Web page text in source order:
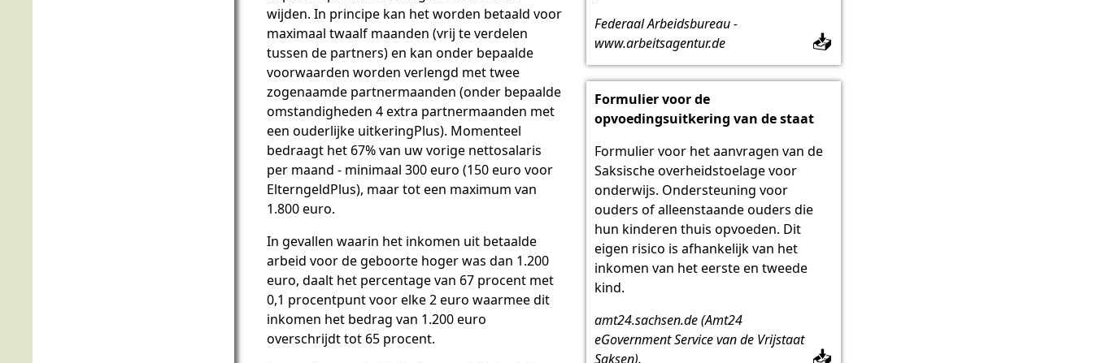
wijden. In principe kan het worden betaald voor
maximaal twaalf maanden (vrij te verdelen
tussen de partners) en kan onder bepaalde
voorwaarden worden verlengd met twee
zogenaamde partnermaanden (onder bepaalde
omstandigheden 4 extra partnermaanden met
een ouderlijke uitkeringPlus). Momenteel
bedraagt het 67% van uw vorige nettosalaris
per maand - minimaal 300 euro (150 euro voor
ElterngeldPlus), maar tot een maximum van
1.800 euro.
In gevallen waarin het inkomen uit betaalde
arbeid voor de geboorte hoger was dan 1.200
euro, daalt het percentage van 67 procent met
0,1 procentpunt voor elke 2 euro waarmee dit
inkomen het bedrag van 1.200 euro
overschrijdt tot 65 procent.
Federaal Arbeidsbureau -
www.arbeitsagentur.de
📥
Formulier voor de
opvoedingsuitkering van de staat
Formulier voor het aanvragen van de
Saksische overheidstoelage voor
onderwijs. Ondersteuning voor
ouders of alleenstaande ouders die
hun kinderen thuis opvoeden. Dit
eigen risico is afhankelijk van het
inkomen van het eerste en tweede
kind.
amt24.sachsen.de (Amt24
eGovernment Service van de Vrijstaat
Saksen).
📥